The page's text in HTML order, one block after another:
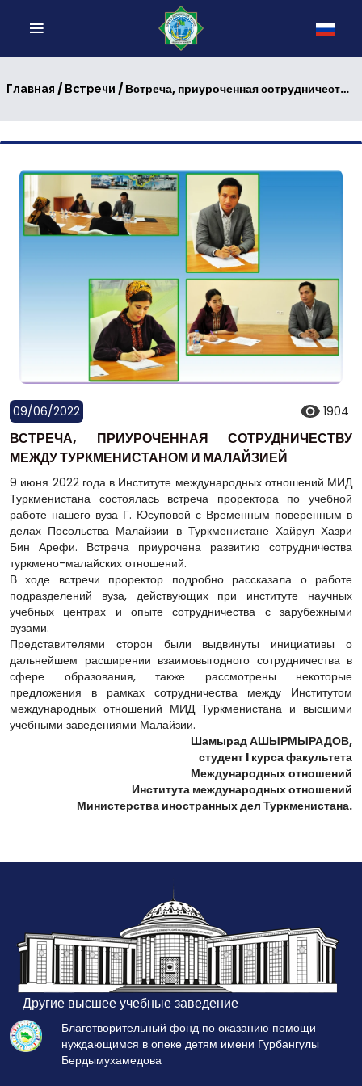
Главная / Встречи / Встреча, приуроченная сотрудничеству между Туркменистаном и Малайзией
09/06/2022 1904
ВСТРЕЧА, ПРИУРОЧЕННАЯ СОТРУДНИЧЕСТВУ
МЕЖДУ ТУРКМЕНИСТАНОМ И МАЛАЙЗИЕЙ
9 июня 2022 года в Институте международных отношений МИД
Туркменистана состоялась встреча проректора по учебной
работе нашего вуза Г. Юсуповой с Временным поверенным в
делах Посольства Малайзии в Туркменистане Хайрул Хазри
Бин Арефи. Встреча приурочена развитию сотрудничества
туркмено-малайских отношений.
В ходе встречи проректор подробно рассказала о работе
подразделений вуза, действующих при институте научных
учебных центрах и опыте сотрудничества с зарубежными
вузами.
Представителями сторон были выдвинуты инициативы о
дальнейшем расширении взаимовыгодного сотрудничества в
сфере образования, также рассмотрены некоторые
предложения в рамках сотрудничества между Институтом
международных отношений МИД Туркменистана и высшими
учебными заведениями Малайзии.
Шамырад АШЫРМЫРАДОВ,
студент I курса факультета
Международных отношений
Института международных отношений
Министерства иностранных дел Туркменистана.
Другие высшее учебные заведение
Благотворительный фонд по оказанию помощи
нуждающимся в опеке детям имени Гурбангулы
Бердымухамедова